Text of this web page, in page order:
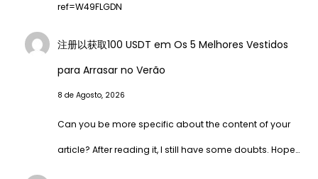
ref=W49FLGDN
注册以获取100 USDT em Os 5 Melhores Vestidos
para Arrasar no Verão
8 de Agosto, 2026
Can you be more specific about the content of your
article? After reading it, I still have some doubts. Hope…